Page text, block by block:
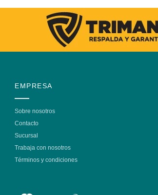
EMPRESA
Sobre nosotros
Contacto
Sucursal
Trabaja con nosotros
Términos y condiciones